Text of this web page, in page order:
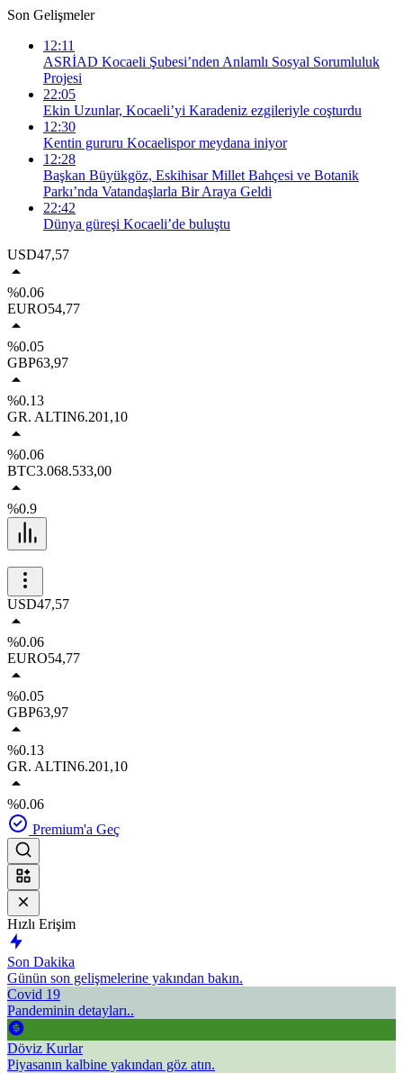
Son Gelişmeler
12:11
ASRİAD Kocaeli Şubesi’nden Anlamlı Sosyal Sorumluluk
Projesi
22:05
Ekin Uzunlar, Kocaeli’yi Karadeniz ezgileriyle coşturdu
12:30
Kentin gururu Kocaelispor meydana iniyor
12:28
Başkan Büyükgöz, Eskihisar Millet Bahçesi ve Botanik
Parkı’nda Vatandaşlarla Bir Araya Geldi
22:42
Dünya güreşi Kocaeli’de buluştu
USD47,57
%0.06
EURO54,77
%0.05
GBP63,97
%0.13
GR. ALTIN6.201,10
%0.06
BTC3.068.533,00
%0.9
USD47,57
%0.06
EURO54,77
%0.05
GBP63,97
%0.13
GR. ALTIN6.201,10
%0.06
Premium'a Geç
Hızlı Erişim
Son Dakika
Günün son gelişmelerine yakından bakın.
Covid 19
Pandeminin detayları..
Döviz Kurlar
Piyasanın kalbine yakından göz atın.